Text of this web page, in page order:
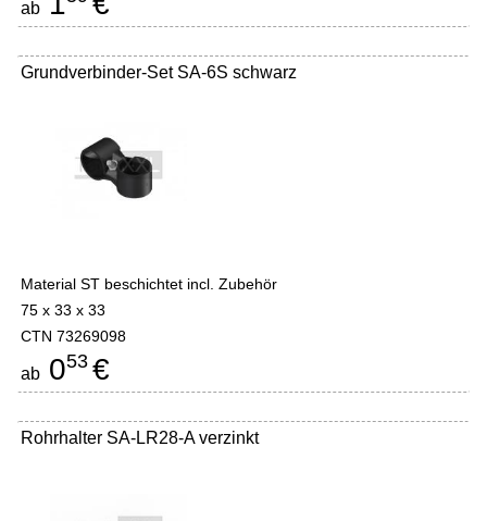
ab
Grundverbinder-Set SA-6S schwarz
Material ST beschichtet incl. Zubehör
75 x 33 x 33
CTN 73269098
ab 053 €
Rohrhalter SA-LR28-A verzinkt